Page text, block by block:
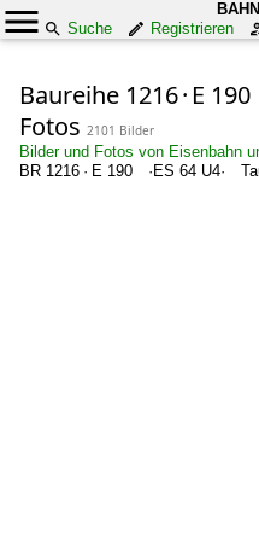
BAHN
Suche
Registrieren
Baureihe 1216 · E
Fotos 2101 Bilder
Bilder und Fotos von Eisenbahn
BR 1216 · E 190 ·ES 64 U4·